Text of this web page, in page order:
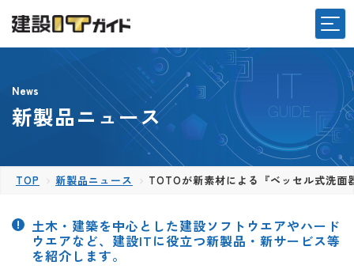
News
新製品ニュース
TOP 新製品ニュース TOTOが新素材による『ベッセル式洗面
土木・建築を中心とした建設ソフトウエアやハード
ウエアなど、建設ITに役立つ新製品・新サービス等
を紹介します。